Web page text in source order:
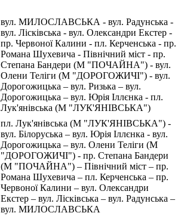
вул. МИЛОСЛАВСЬКА - вул. Радунська -
вул. Лісківська - вул. Олександри Екстер -
пр. Червоної Калини - пл. Керченська - пр.
Романа Шухевича - Північний міст - пр.
Степана Бандери (М "ПОЧАЙНА") - вул.
Олени Теліги (М "ДОРОГОЖИЧІ") - вул.
Дорогожицька – вул. Ризька – вул.
Дорогожицька – вул. Юрія Іллєнка - пл.
Лук'янівська (М "ЛУК'ЯНІВСЬКА")
пл. Лук'янівська (М "ЛУК'ЯНІВСЬКА") -
вул. Білоруська – вул. Юрія Іллєнка - вул.
Дорогожицька – вул. Олени Теліги (М
"ДОРОГОЖИЧІ") - пр. Степана Бандери
(М "ПОЧАЙНА") – Північний міст – пр.
Романа Шухевича – пл. Керченська – пр.
Червоної Калини – вул. Олександри
Екстер – вул. Лісківська – вул. Радунська –
вул. МИЛОСЛАВСЬКА